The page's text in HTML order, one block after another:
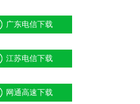
广东电信下载
江苏电信下载
网通高速下载